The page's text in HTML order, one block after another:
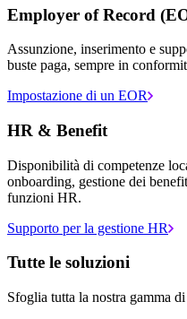
Employer of Record
Assunzione, inserimento e
buste paga, sempre in
Impostazione di un EOR
HR & Benefit
Disponibilità di competenze
onboarding, gestione dei
funzioni HR.
Supporto per la gestione HR
Tutte le soluzioni
Sfoglia tutta la nostra gamma